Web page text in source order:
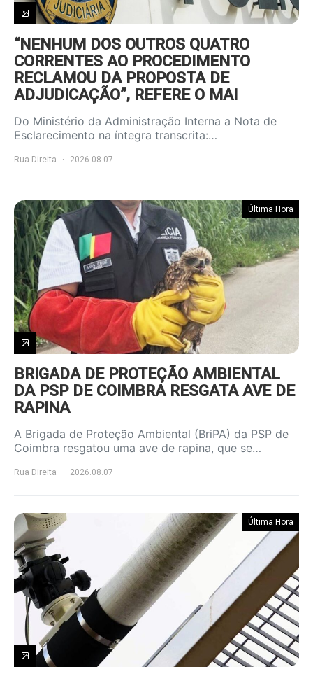
“NENHUM DOS OUTROS QUATRO
CORRENTES AO PROCEDIMENTO
RECLAMOU DA PROPOSTA DE
ADJUDICAÇÃO”, REFERE O MAI
Do Ministério da Administração Interna a Nota de
Esclarecimento na íntegra transcrita:…
Rua Direita 2026.08.07
Última Hora
BRIGADA DE PROTEÇÃO AMBIENTAL
DA PSP DE COIMBRA RESGATA AVE DE
RAPINA
A Brigada de Proteção Ambiental (BriPA) da PSP de
Coimbra resgatou uma ave de rapina, que se…
Rua Direita 2026.08.07
Última Hora